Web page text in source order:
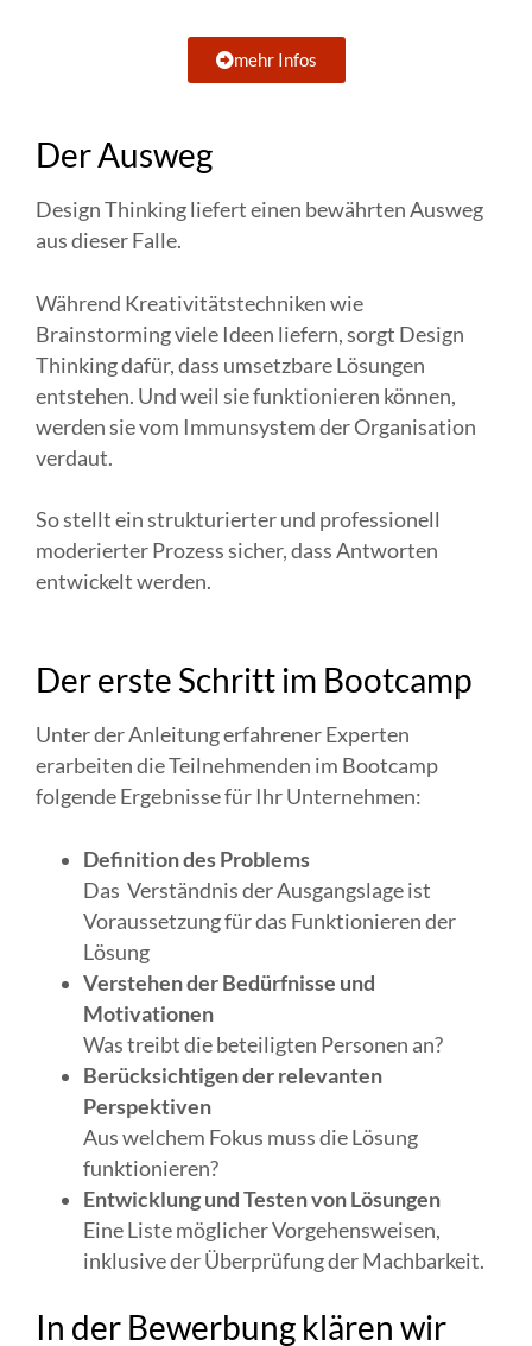
mehr Infos
Der Ausweg
Design Thinking liefert einen bewährten Ausweg
aus dieser Falle.
Während Kreativitätstechniken wie
Brainstorming viele Ideen liefern, sorgt Design
Thinking dafür, dass umsetzbare Lösungen
entstehen. Und weil sie funktionieren können,
werden sie vom Immunsystem der Organisation
verdaut.
So stellt ein strukturierter und professionell
moderierter Prozess sicher, dass Antworten
entwickelt werden.
Der erste Schritt im Bootcamp
Unter der Anleitung erfahrener Experten
erarbeiten die Teilnehmenden im Bootcamp
folgende Ergebnisse für Ihr Unternehmen:
Definition des Problems
Das Verständnis der Ausgangslage ist
Voraussetzung für das Funktionieren der
Lösung
Verstehen der Bedürfnisse und
Motivationen
Was treibt die beteiligten Personen an?
Berücksichtigen der relevanten
Perspektiven
Aus welchem Fokus muss die Lösung
funktionieren?
Entwicklung und Testen von Lösungen
Eine Liste möglicher Vorgehensweisen,
inklusive der Überprüfung der Machbarkeit.
In der Bewerbung klären wir